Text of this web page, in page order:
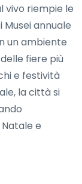
vivo riempie le
annuale
un ambiente
fiere più
e festività
la città si
e